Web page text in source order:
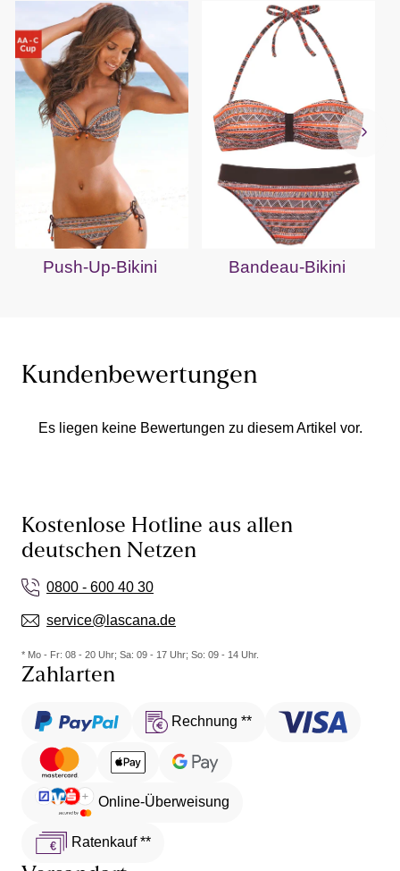
Push-Up-Bikini Bandeau-Bikini
Kundenbewertungen
Es liegen keine Bewertungen zu diesem Artikel vor.
Kostenlose Hotline aus allen
deutschen Netzen
0800 - 600 40 30
service@lascana.de
* Mo - Fr: 08 - 20 Uhr; Sa: 09 - 17 Uhr; So: 09 - 14 Uhr.
Zahlarten
Rechnung **
Online-Überweisung
Ratenkauf **